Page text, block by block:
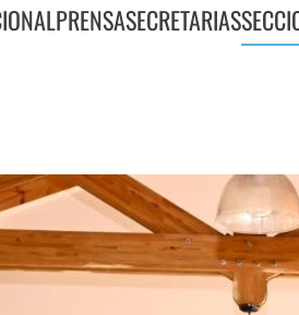
PRENSASECRETARIAS